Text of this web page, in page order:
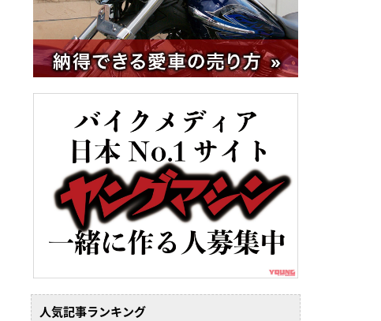
人気記事ランキング